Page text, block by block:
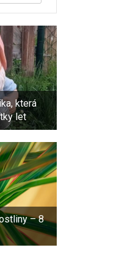
která
let
– 8